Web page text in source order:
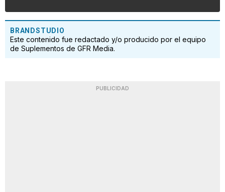
BRANDSTUDIO
Este contenido fue redactado y/o producido por el equipo
de Suplementos de GFR Media.
PUBLICIDAD